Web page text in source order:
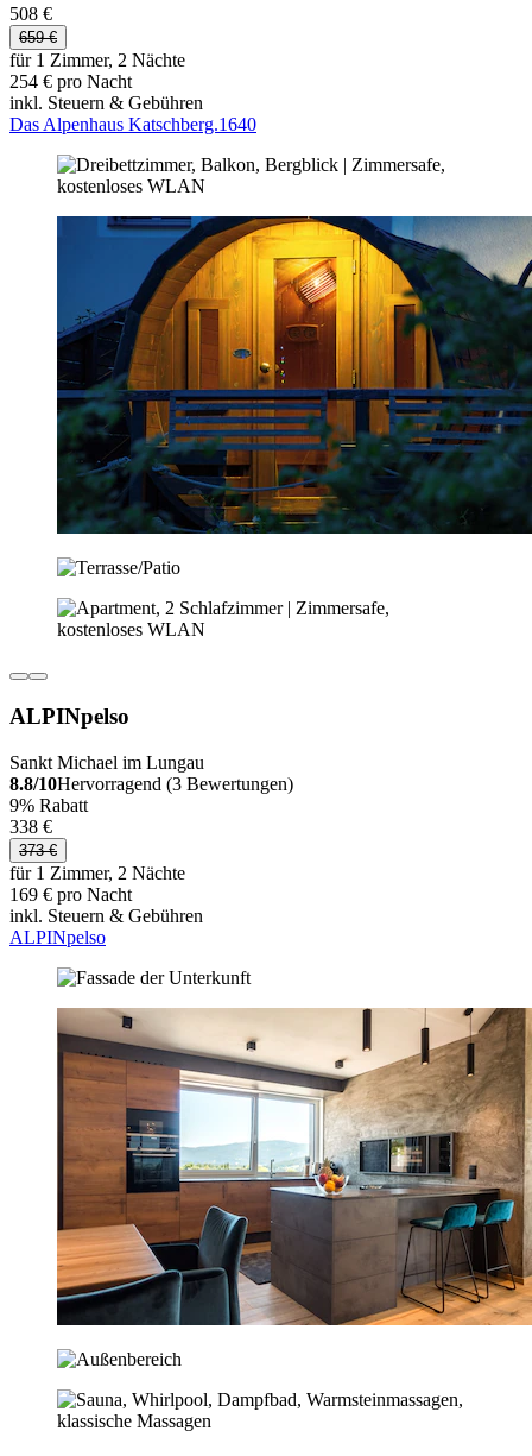
508 €
659 €
für 1 Zimmer, 2 Nächte
254 € pro Nacht
inkl. Steuern & Gebühren
Das Alpenhaus Katschberg.1640
ALPINpelso
Sankt Michael im Lungau
8.8/10Hervorragend (3 Bewertungen)
9% Rabatt
338 €
373 €
für 1 Zimmer, 2 Nächte
169 € pro Nacht
inkl. Steuern & Gebühren
ALPINpelso